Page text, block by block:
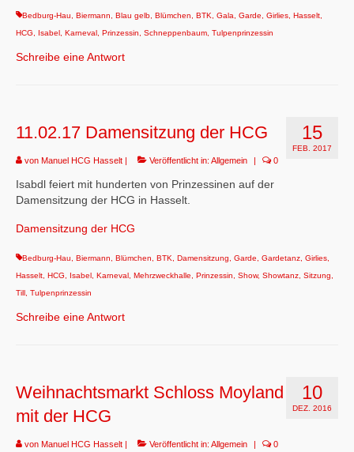
Bedburg-Hau Biermann Blau gelb Blümchen BTK Gala Garde Girlies Hasselt
HCG
Isabel Karneval Prinzessin Schneppenbaum Tulpenprinzessin
Schreibe eine Antwort
15
FEB. 2017
11.02.17 Damensitzung der HCG
von Manuel HCG Hasselt | Veröffentlicht in: Allgemein | 0
Isabdl feiert mit hunderten von Prinzessinen auf der
Damensitzung der HCG in Hasselt.
Damensitzung der HCG
Bedburg-Hau Biermann Blümchen BTK Damensitzung Garde Gardetanz Girlies
Hasselt HCG Isabel Karneval Mehrzweckhalle Prinzessin Show, Showtanz Sitzung
Till Tulpenprinzessin
Schreibe eine Antwort
10
DEZ. 2016
Weihnachtsmarkt Schloss Moyland
mit der HCG
von Manuel HCG Hasselt | Veröffentlicht in: Allgemein | 0